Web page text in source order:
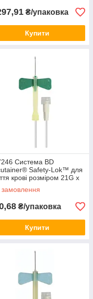
₴/упаковка
Купити
Система BD
Safety-Lok™ для
крові розміром 21G x
(50шт)
замовлення
₴/упаковка
Купити